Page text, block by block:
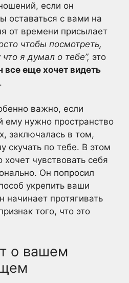
если он
оставаться с вами на
от времени присылает
чтобы посмотреть,
что я думал о тебе”, это
все еще хочет видеть
.
важно, если
ему нужно пространство
заключалась в том,
скучать по тебе. В этом
чувствовать себя
Он попросил
укрепить ваши
начинает протягивать
того, что это
о вашем